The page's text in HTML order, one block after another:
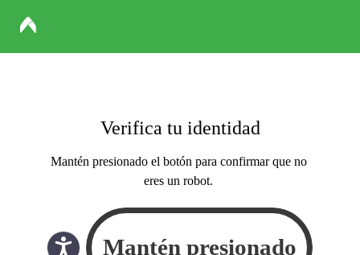
Verifica tu identidad
Mantén presionado el botón para confirmar que no
eres un robot.